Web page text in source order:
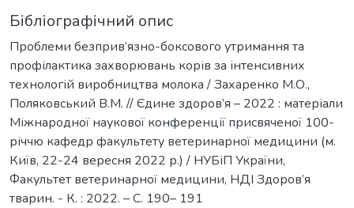
Бібліографічний опис
Проблеми безприв’язно-боксового утримання та
профілактика захворювань корів за інтенсивних
технологій виробництва молока / Захаренко М.О.,
Поляковський В.М. // Єдине здоров’я – 2022 : матеріали
Міжнародної наукової конференції присвяченої 100-
річчю кафедр факультету ветеринарної медицини (м.
Київ, 22-24 вересня 2022 р.) / НУБіП України,
Факультет ветеринарної медицини, НДІ Здоров’я
тварин. - К. : 2022. – С. 190– 191